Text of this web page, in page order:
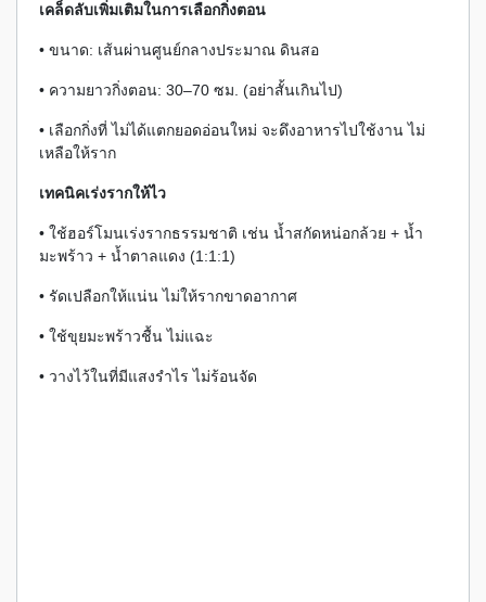
เคล็ดลับเพิ่มเติมในการเลือกกิ่งตอน
• ขนาด: เส้นผ่านศูนย์กลางประมาณ ดินสอ
• ความยาวกิ่งตอน: 30–70 ซม. (อย่าสั้นเกินไป)
• เลือกกิ่งที่ ไม่ได้แตกยอดอ่อนใหม่ จะดึงอาหารไปใช้งาน ไม่
เหลือให้ราก
เทคนิคเร่งรากให้ไว
• ใช้ฮอร์โมนเร่งรากธรรมชาติ เช่น น้ำสกัดหน่อกล้วย + น้ำ
มะพร้าว + น้ำตาลแดง (1:1:1)
• รัดเปลือกให้แน่น ไม่ให้รากขาดอากาศ
• ใช้ขุยมะพร้าวชื้น ไม่แฉะ
• วางไว้ในที่มีแสงรำไร ไม่ร้อนจัด